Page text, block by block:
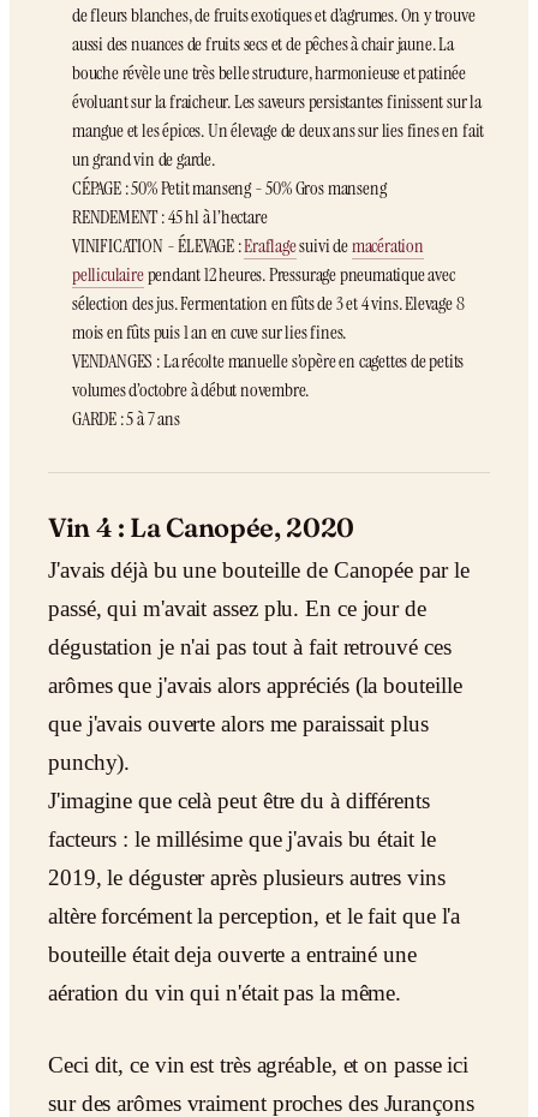
de fleurs blanches, de fruits exotiques et d’agrumes. On y trouve
aussi des nuances de fruits secs et de pêches à chair jaune. La
bouche révèle une très belle structure, harmonieuse et patinée
évoluant sur la fraicheur. Les saveurs persistantes finissent sur la
mangue et les épices. Un élevage de deux ans sur lies fines en fait
un grand vin de garde.
CÉPAGE : 50% Petit manseng - 50% Gros manseng
RENDEMENT : 45 hl à l’hectare
VINIFICATION - ÉLEVAGE :Eraflagesuivi demacération
pelliculairependant 12 heures. Pressurage pneumatique avec
sélection des jus. Fermentation en fûts de 3 et 4 vins. Elevage 8
mois en fûts puis 1 an en cuve sur lies fines.
VENDANGES : La récolte manuelle s’opère en cagettes de petits
volumes d’octobre à début novembre.
GARDE : 5 à 7 ans
Vin 4 : La Canopée, 2020
J'avais déjà bu une bouteille de Canopée par le
passé, qui m'avait assez plu. En ce jour de
dégustation je n'ai pas tout à fait retrouvé ces
arômes que j'avais alors appréciés (la bouteille
que j'avais ouverte alors me paraissait plus
punchy).
J'imagine que celà peut être du à différents
facteurs : le millésime que j'avais bu était le
2019, le déguster après plusieurs autres vins
altère forcément la perception, et le fait que l'a
bouteille était deja ouverte a entrainé une
aération du vin qui n'était pas la même.
Ceci dit, ce vin est très agréable, et on passe ici
sur des arômes vraiment proches des Jurançons